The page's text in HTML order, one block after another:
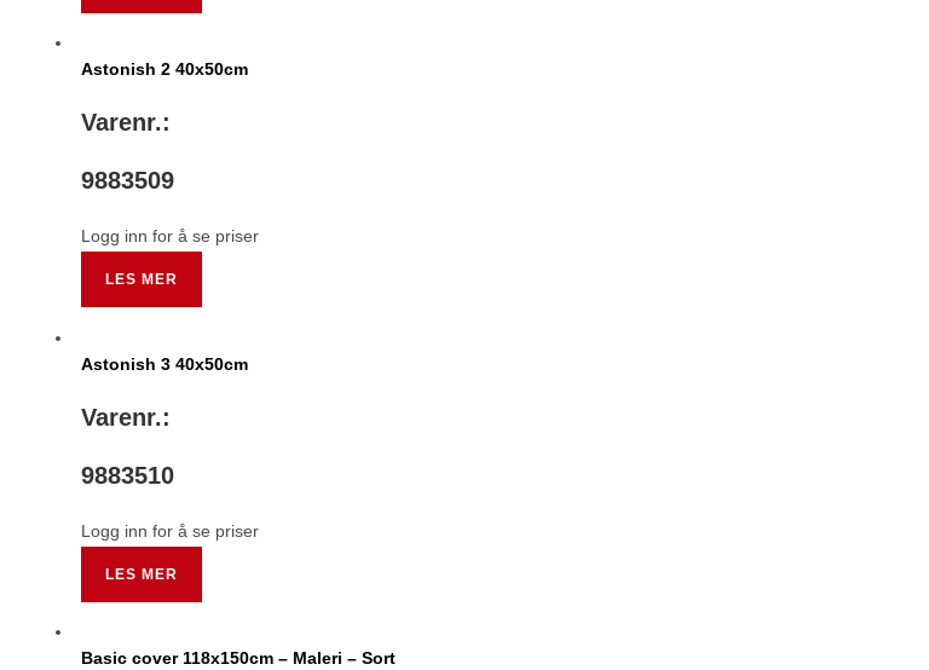
Astonish 2 40x50cm
Varenr.:
9883509
Logg inn for å se priser
LES MER
Astonish 3 40x50cm
Varenr.:
9883510
Logg inn for å se priser
LES MER
Basic cover 118x150cm – Maleri – Sort